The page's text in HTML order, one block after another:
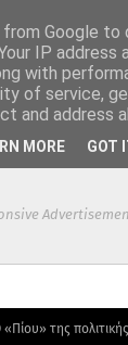
«Πίου» της πολιτικής
Google to
IP address
with
of service,
and address
MORE GOT